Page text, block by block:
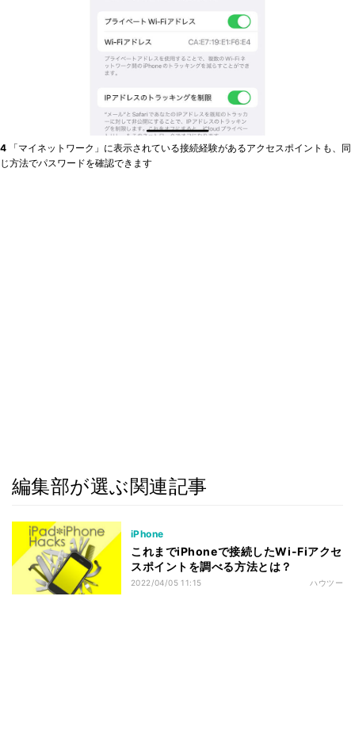
4 「マイネットワーク」に表示されている接続経験があるアクセスポイントも、同
じ方法でパスワードを確認できます
編集部が選ぶ関連記事
iPhone
これまでiPhoneで接続したWi-Fiアクセ
スポイントを調べる方法とは？
2022/04/05 11:15 ハウツー